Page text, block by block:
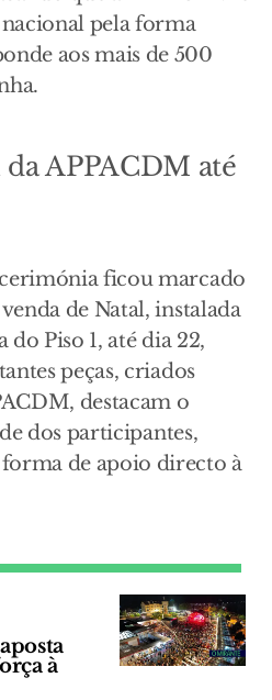
pela forma
aos mais de 500
APPACDM até
ficou marcado
de Natal, instalada
do Piso 1, até dia 22,
peças, criados
destacam o
dos participantes,
de apoio directo à
à